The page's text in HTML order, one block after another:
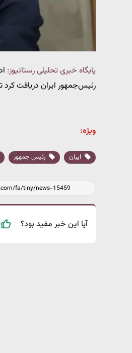
پایگاه خبری تحلیلی رستانیوز:
رئیس‌جمهور ایران دریافت کرد
ویژه:
ایران رئیس جمهور
آیا این خبر مفید بود؟